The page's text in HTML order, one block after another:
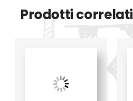
Prodotti correlati